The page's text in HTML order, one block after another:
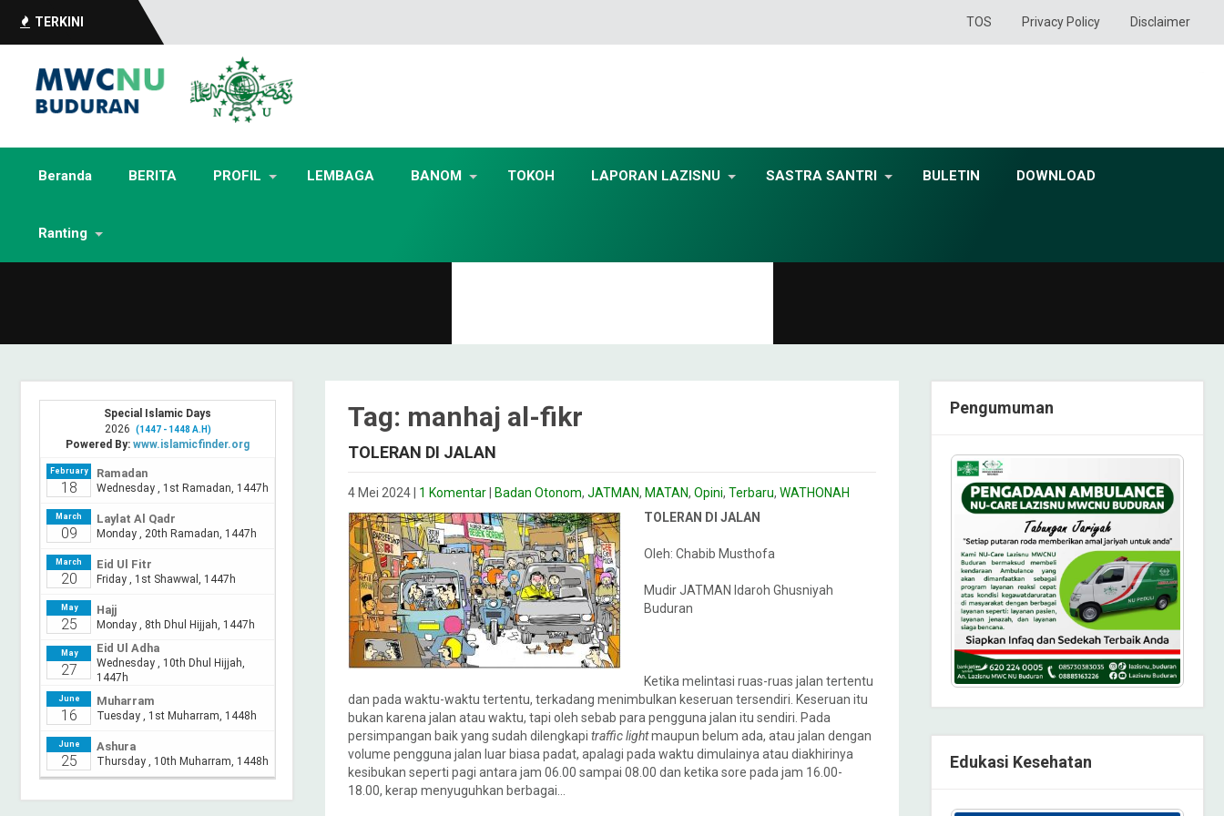
TERKINI TOS Privacy Policy Disclaimer
Beranda BERITA PROFIL LEMBAGA BANOM TOKOH LAPORAN LAZISNU SASTRA SANTRI BULETIN DOWNLOAD
Ranting
Tag: manhaj al-fikr
TOLERAN DI JALAN
4 Mei 2024 1 Komentar Badan Otonom, JATMAN, MATAN, Opini, Terbaru, WATHONAH
TOLERAN DI JALAN
Oleh: Chabib Musthofa
Mudir JATMAN Idaroh Ghusniyah
Buduran
Ketika melintasi ruas-ruas jalan tertentu
dan pada waktu-waktu tertentu, terkadang menimbulkan keseruan tersendiri. Keseruan itu
bukan karena jalan atau waktu, tapi oleh sebab para pengguna jalan itu sendiri. Pada
persimpangan baik yang sudah dilengkapi traffic lightmaupun belum ada, atau jalan dengan
volume pengguna jalan luar biasa padat, apalagi pada waktu dimulainya atau diakhirinya
kesibukan seperti pagi antara jam 06.00 sampai 08.00 dan ketika sore pada jam 16.00-
18.00, kerap menyuguhkan berbagai…
Pengumuman
Edukasi Kesehatan